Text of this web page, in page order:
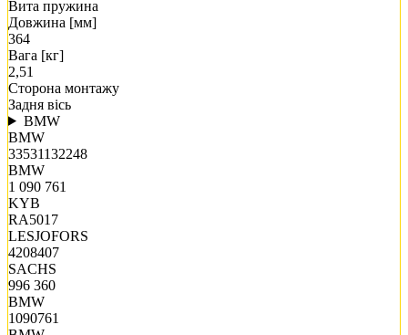
Вита пружина
Довжина [мм]
364
Вага [кг]
2,51
Сторона монтажу
Задня вісь
BMW
BMW
33531132248
BMW
1 090 761
KYB
RA5017
LESJOFORS
4208407
SACHS
996 360
BMW
1090761